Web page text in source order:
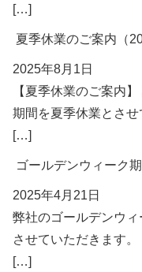
[…]
夏季休業のご案内（
2025年8月1日
【夏季休業のご案内
期間を夏季休業とさせ
[…]
ゴールデンウィーク
2025年4月21日
弊社のゴールデンウ
させていただきます
[…]